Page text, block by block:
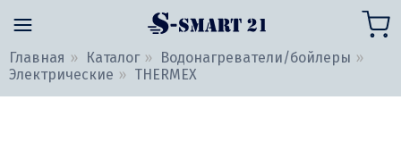
Главная Каталог
Водонагреватели/бойлеры
Электрические
THERMEX